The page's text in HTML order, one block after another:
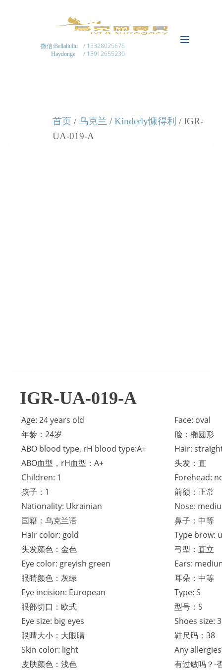
微信:Bellaliuliu
Haydonge
/ 13328025675
/ 13912655230
首页 / 乌克兰 / Kinderly慷得利 / IGR-
UA-019-A
IGR-UA-019-A
Age: 24 years old
Face: oval
年龄：24岁
脸：椭圆形
ABO blood type, rH blood type:А+
Hair:
ABO血型，rH血型：А+
头发：直
Children: 1
Forehead:
孩子：1
前额：正常
Nationality: Ukrainian
Nose:
国籍：乌克兰语
鼻子：中等
Hair color: gold
Type brow:
头发颜色：金色
弓型：直立
Eye color: greyish green
Ears:
眼睛颜色：灰绿
耳朵：中等
Eye incision: European
Type: S
眼部切口：欧式
型号：S
Eye size: big eyes
Shoes size:
眼睛大小：大眼睛
鞋尺码：38
Skin color: light
Any
皮肤颜色：浅色
有过敏吗？-